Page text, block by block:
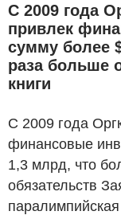
С 2009 года
привлек
сумму более
раза больше
книги
С 2009 года
финансовые
1,3 млрд, что
обязательств